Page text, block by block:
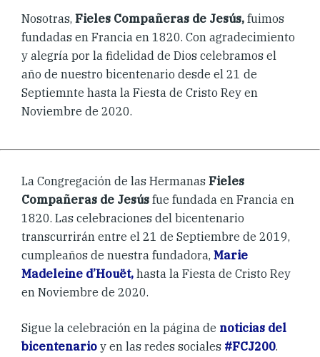
Nosotras, Fieles Compañeras de Jesús, fuimos
fundadas en Francia en 1820. Con agradecimiento
y alegría por la fidelidad de Dios celebramos el
año de nuestro bicentenario desde el 21 de
Septiemnte hasta la Fiesta de Cristo Rey en
Noviembre de 2020.
La Congregación de las Hermanas Fieles
Compañeras de Jesús fue fundada en Francia en
1820. Las celebraciones del bicentenario
transcurrirán entre el 21 de Septiembre de 2019,
cumpleaños de nuestra fundadora, Marie
Madeleine d’Houët, hasta la Fiesta de Cristo Rey
en Noviembre de 2020.
Sigue la celebración en la página de noticias del
bicentenario y en las redes sociales #FCJ200.